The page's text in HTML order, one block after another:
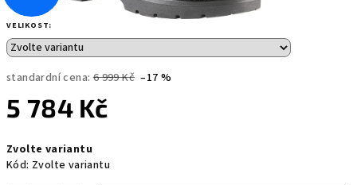
VELIKOST:
standardní cena: 6 999 Kč –17 %
5 784 Kč
cena:
Zvolte variantu
Kód: Zvolte variantu